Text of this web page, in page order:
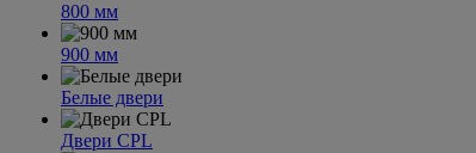
800 мм
900 мм
Белые двери
Двери CPL